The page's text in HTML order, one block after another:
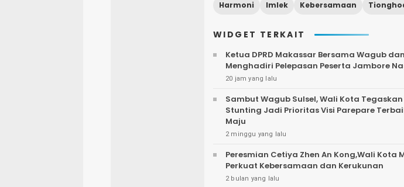
Harmoni Imlek Kebersamaan
WIDGET TERKAIT
Ketua DPRD Makassar Bersama Wagub
Menghadiri Pelepasan Peserta Jambore
20 jam yang lalu
Sambut Wagub Sulsel, Wali Kota
Stunting Jadi Prioritas Visi Parepare
Maju
2 minggu yang lalu
Peresmian Cetiya Zhen An Kong,Wali Kota
Perkuat Kebersamaan dan Kerukunan
2 bulan yang lalu